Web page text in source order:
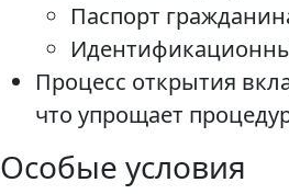
Паспорт
Процесс открытия
что упрощает
Особые условия